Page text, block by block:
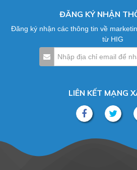
ĐĂNG KÝ NHẬN
Đăng ký nhận các thông tin về
từ HIG
LIÊN KẾT MẠNG